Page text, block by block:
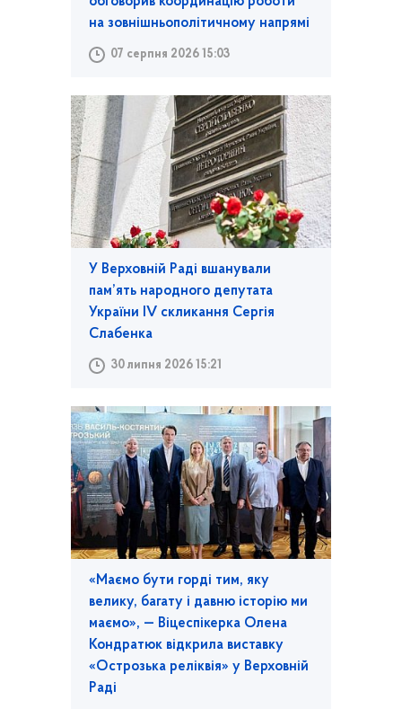
на зовнішньополітичному напрямі
07 серпня 2026 15:03
У Верховній Раді вшанували
пам’ять народного депутата
України IV скликання Сергія
Слабенка
30 липня 2026 15:21
«Маємо бути горді тим, яку
велику, багату і давню історію ми
маємо», — Віцеспікерка Олена
Кондратюк відкрила виставку
«Острозька реліквія» у Верховній
Раді